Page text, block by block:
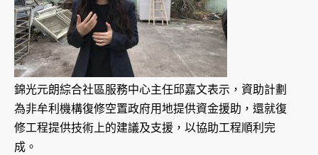
錦光元朗綜合社區服務中心主任邱嘉文表示，資助計劃
為非牟利機構復修空置政府用地提供資金援助，還就復
修工程提供技術上的建議及支援，以協助工程順利完
成。